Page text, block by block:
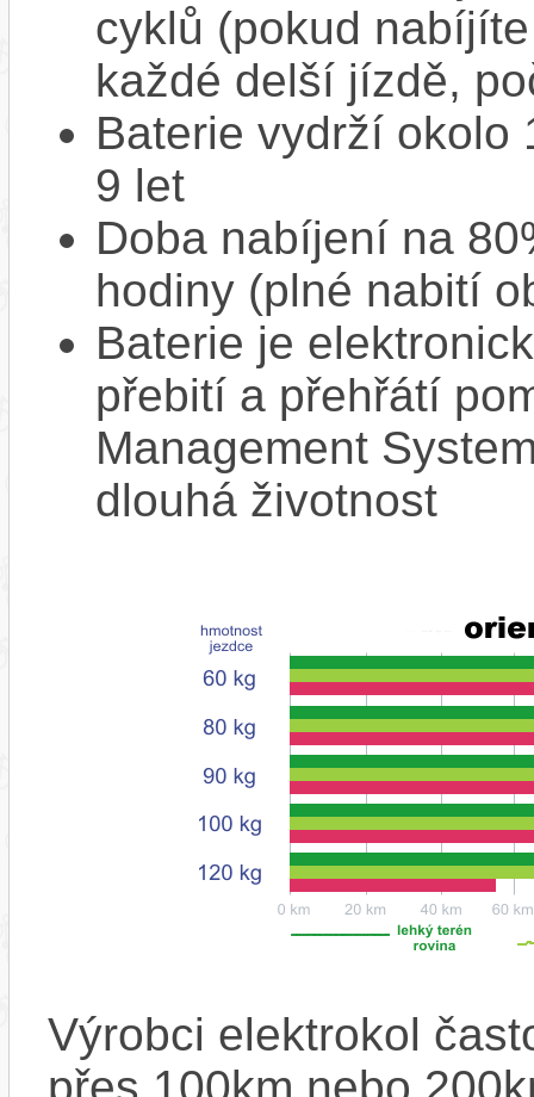
cyklů (pokud
každé delší jízdě,
Baterie vydrží okolo
9 let
Doba nabíjení na
hodiny (plné nabití
Baterie je
přebití a přehřátí
Management
dlouhá životnost
Výrobci elektrokol
přes 100km nebo